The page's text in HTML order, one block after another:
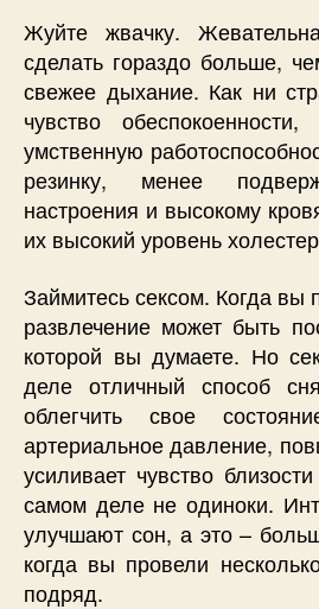
Жуйте жвачку.
сделать гораздо больше,
свежее дыхание. Как ни
чувство
умственную
резинку, менее
настроения и высокому
их высокий уровень
Займитесь сексом. Когда
развлечение может быть
которой вы думаете. Но
деле отличный способ
облегчить свое
артериальное давление,
усиливает чувство
самом деле не одиноки.
улучшают сон, а это –
когда вы провели
подряд.